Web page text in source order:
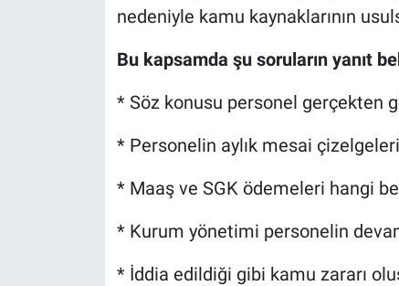
nedeniyle kamu kaynaklarının
Bu kapsamda şu soruların yanıt
* Söz konusu personel gerçekten
* Personelin aylık mesai
* Maaş ve SGK ödemeleri hangi
* Kurum yönetimi personelin
* İddia edildiği gibi kamu zararı